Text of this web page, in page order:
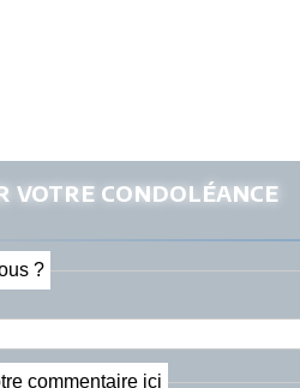
votre condoléance
?
commentaire ici